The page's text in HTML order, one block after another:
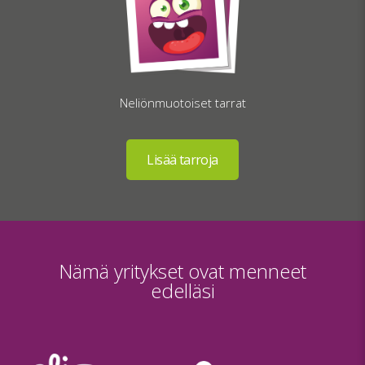
Neliönmuotoiset tarrat
Nämä yritykset ovat menneet
edelläsi